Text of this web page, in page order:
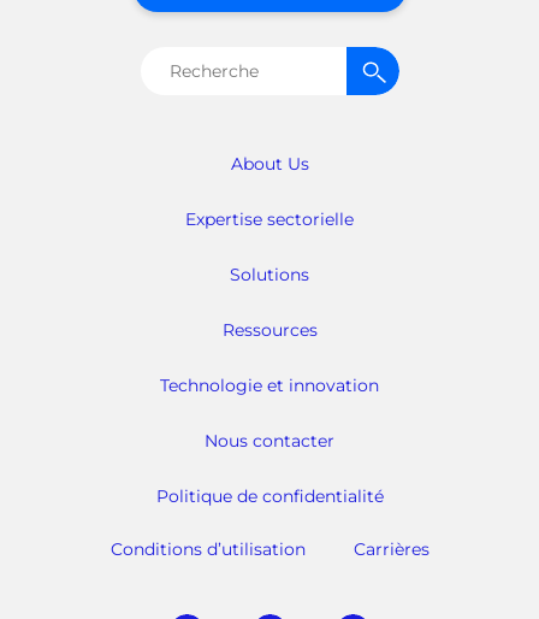
About Us
Expertise sectorielle
Solutions
Ressources
Technologie et innovation
Nous contacter
Politique de confidentialité
Conditions d’utilisation Carrières
Rechercher :